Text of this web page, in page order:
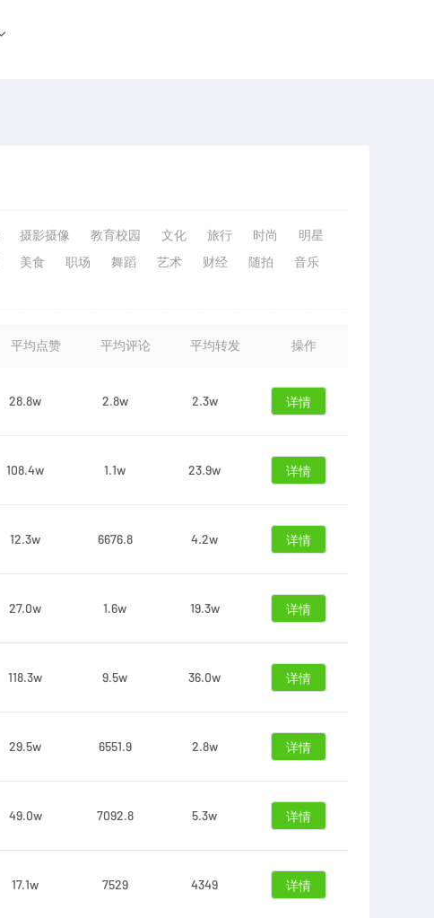
摄影摄像 教育校园 文化 旅行 时尚
明星
美食 职场 舞蹈 艺术 财经 随拍
音乐
平均点赞 平均评论 平均转发 操作
28.8w 2.8w 2.3w 详情
108.4w 1.1w 23.9w 详情
12.3w 6676.8 4.2w 详情
27.0w 1.6w 19.3w 详情
118.3w 9.5w 36.0w 详情
29.5w 6551.9 2.8w 详情
49.0w 7092.8 5.3w 详情
17.1w 7529 4349 详情